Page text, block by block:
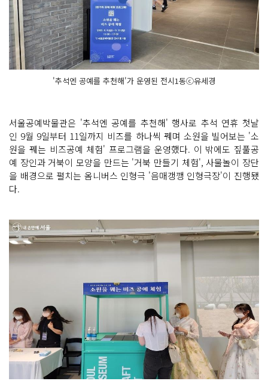
'추석엔 공예를 추천해'가 운영된 전시1동ⓒ유세경
서울공예박물관은 '추석엔 공예를 추천해' 행사로 추석 연휴 첫날
인 9월 9일부터 11일까지 비즈를 하나씩 꿰며 소원을 빌어보는 '소
원을 꿰는 비즈공예 체험' 프로그램을 운영했다. 이 밖에도 짚풀공
예 장인과 거북이 모양을 만드는 '거북 만들기 체험', 사물놀이 장단
을 배경으로 펼치는 옴니버스 인형극 '음매갱깽 인형극장'이 진행됐
다.